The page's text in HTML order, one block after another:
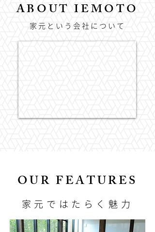
​ABOUT IEMOTO
​家元という会社について
OUR FEATURES
​家元ではたらく魅力